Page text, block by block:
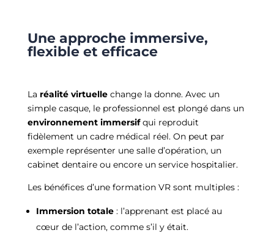
Une approche immersive,
flexible et efficace
La réalité virtuellechange la donne. Avec un
simple casque, le professionnel est plongé dans un
environnement immersifqui reproduit
fidèlement un cadre médical réel. On peut par
exemple représenter une salle d’opération, un
cabinet dentaire ou encore un service hospitalier.
Les bénéfices d’une formation VR sont multiples :
Immersion totale: l’apprenant est placé au
cœur de l’action, comme s’il y était.